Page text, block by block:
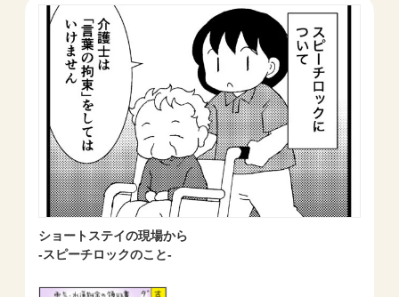
ショートステイの現場から
-スピーチロックのこと-